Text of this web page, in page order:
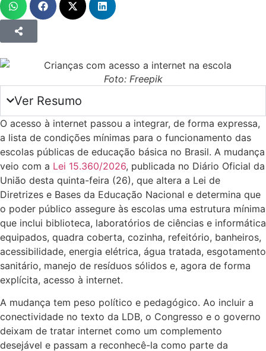
Foto: Freepik
Ver Resumo
O acesso à internet passou a integrar, de forma expressa,
a lista de condições mínimas para o funcionamento das
escolas públicas de educação básica no Brasil. A mudança
veio com a Lei 15.360/2026, publicada no Diário Oficial da
União desta quinta-feira (26), que altera a Lei de
Diretrizes e Bases da Educação Nacional e determina que
o poder público assegure às escolas uma estrutura mínima
que inclui biblioteca, laboratórios de ciências e informática
equipados, quadra coberta, cozinha, refeitório, banheiros,
acessibilidade, energia elétrica, água tratada, esgotamento
sanitário, manejo de resíduos sólidos e, agora de forma
explícita, acesso à internet.
A mudança tem peso político e pedagógico. Ao incluir a
conectividade no texto da LDB, o Congresso e o governo
deixam de tratar internet como um complemento
desejável e passam a reconhecê-la como parte da